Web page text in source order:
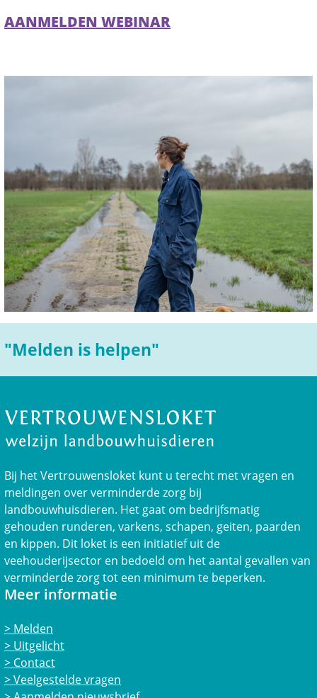
AANMELDEN WEBINAR
"Melden is helpen"
Bij het Vertrouwensloket kunt u terecht met vragen en
meldingen over verminderde zorg bij
landbouwhuisdieren. Het gaat om bedrijfsmatig
gehouden runderen, varkens, schapen, geiten, paarden
en kippen. Dit loket is een initiatief uit de
veehouderijsector en bedoeld om het aantal gevallen van
verminderde zorg tot een minimum te beperken.
Meer informatie
Melden
Uitgelicht
Contact
Veelgestelde vragen